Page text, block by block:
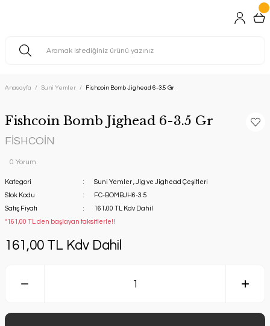
Anasayfa Suni Yemler Fishcoin Bomb Jighead 6-3.5 Gr
Fishcoin Bomb Jighead 6-3.5 Gr
FİSHCOİN
0 Yorum
Kategori Suni Yemler ,Jig ve Jighead Çeşitleri
Stok Kodu
FC-BOMBJH6-3.5
Satış Fiyatı
161,00 TL Kdv Dahil
*161,00 TL den başlayan taksitlerle!!
161,00 TL Kdv Dahil